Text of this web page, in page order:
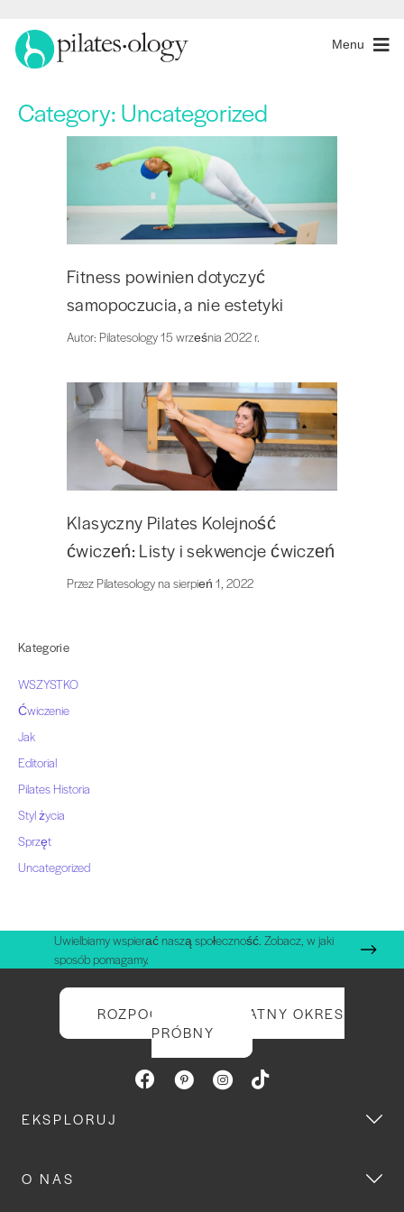
Menu
Category:Uncategorized
Kategorie
WSZYSTKO
Ćwiczenie
Jak
Editorial
Pilates Historia
Styl życia
Sprzęt
Uncategorized
Fitness powinien dotyczyć
samopoczucia, a nie estetyki
Autor: Pilatesology 15 września 2022 r.
Klasyczny Pilates Kolejność
ćwiczeń: Listy i sekwencje ćwiczeń
Przez Pilatesology na sierpień 1, 2022
Uwielbiamy wspierać naszą społeczność. Zobacz, w jaki
sposób pomagamy.
ROZPOCZNIJ BEZPŁATNY OKRES
PRÓBNY
EKSPLORUJ
O NAS